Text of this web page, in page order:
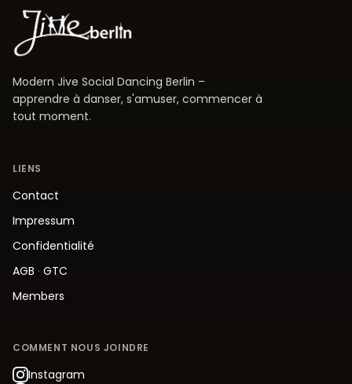
Modern Jive Social Dancing Berlin –
apprendre à danser, s'amuser, commencer à
tout moment.
LIENS
Contact
Impressum
Confidentialité
AGB · GTC
Members
COMMENT NOUS JOINDRE
Instagram